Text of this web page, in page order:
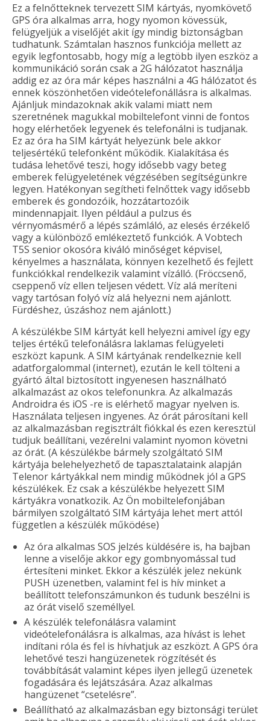
Ez a felnőtteknek tervezett SIM kártyás, nyomkövető
GPS óra alkalmas arra, hogy nyomon kövessük,
felügyeljük a viselőjét akit így mindig biztonságban
tudhatunk. Számtalan hasznos funkciója mellett az
egyik legfontosabb, hogy míg a legtöbb ilyen eszköz a
kommunikáció során csak a 2G hálózatot használja
addig ez az óra már képes használni a 4G hálózatot és
ennek köszönhetően videótelefonállásra is alkalmas.
Ajánljuk mindazoknak akik valami miatt nem
szeretnének magukkal mobiltelefont vinni de fontos
hogy elérhetőek legyenek és telefonálni is tudjanak.
Ez az óra ha SIM kártyát helyezünk bele akkor
teljesértékű telefonként működik. Kialakítása és
tudása lehetővé teszi, hogy idősebb vagy beteg
emberek felügyeletének végzésében segítségünkre
legyen. Hatékonyan segítheti felnőttek vagy idősebb
emberek és gondozóik, hozzátartozóik
mindennapjait. Ilyen például a pulzus és
vérnyomásmérő a lépés számláló, az elesés érzékelő
vagy a különböző emlékeztető funkciók. A Vobtech
T5S senior okosóra kiváló minőséget képvisel,
kényelmes a használata, könnyen kezelhető és fejlett
funkciókkal rendelkezik valamint vízálló. (Fröccsenő,
cseppenő víz ellen teljesen védett. Víz alá meríteni
vagy tartósan folyó víz alá helyezni nem ajánlott.
Fürdéshez, úszáshoz nem ajánlott.)
A készülékbe SIM kártyát kell helyezni amivel így egy
teljes értékű telefonálásra laklamas felügyeleti
eszközt kapunk. A SIM kártyának rendelkeznie kell
adatforgalommal (internet), ezután le kell tölteni a
gyártó által biztosított ingyenesen használható
alkalmazást az okos telefonunkra. Az alkalmazás
Androidra és iOS -re is elérhető magyar nyelven is.
Használata teljesen ingyenes. Az órát párosítani kell
az alkalmazásban regisztrált fiókkal és ezen keresztül
tudjuk beállítani, vezérelni valamint nyomon követni
az órát. (A készülékbe bármely szolgáltató SIM
kártyája belehelyezhető de tapasztalataink alapján
Telenor kártyákkal nem mindig működnek jól a GPS
készülékek. Ez csak a készülékbe helyezett SIM
kártyákra vonatkozik. Az Ön mobiltelefonjában
bármilyen szolgáltató SIM kártyája lehet mert attól
független a készülék működése)
Az óra alkalmas SOS jelzés küldésére is, ha bajban
lenne a viselője akkor egy gombnyomással tud
értesíteni minket. Ekkor a készülék jelez nekünk
PUSH üzenetben, valamint fel is hív minket a
beállított telefonszámunkon és tudunk beszélni is
az órát viselő személlyel.
A készülék telefonálásra valamint
videótelefonálásra is alkalmas, aza hívást is lehet
indítani róla és fel is hívhatjuk az eszközt. A GPS óra
lehetővé teszi hangüzenetek rögzítését és
továbbítását valamint képes ilyen jellegű üzenetek
fogadására és lejátszására. Azaz alkalmas
hangüzenet “csetelésre”.
Beállítható az alkalmazásban egy biztonsági terület